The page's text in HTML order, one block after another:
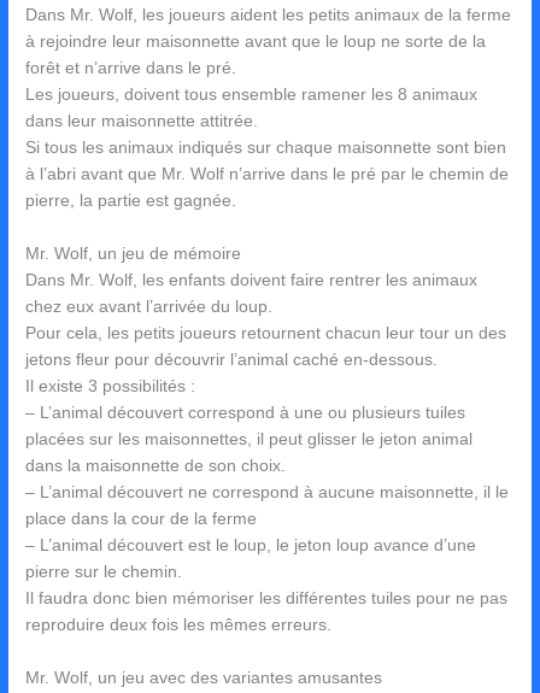
Dans Mr. Wolf, les joueurs aident les petits animaux de la ferme
à rejoindre leur maisonnette avant que le loup ne sorte de la
forêt et n’arrive dans le pré.
Les joueurs, doivent tous ensemble ramener les 8 animaux
dans leur maisonnette attitrée.
Si tous les animaux indiqués sur chaque maisonnette sont bien
à l’abri avant que Mr. Wolf n’arrive dans le pré par le chemin de
pierre, la partie est gagnée.
Mr. Wolf, un jeu de mémoire
Dans Mr. Wolf, les enfants doivent faire rentrer les animaux
chez eux avant l’arrivée du loup.
Pour cela, les petits joueurs retournent chacun leur tour un des
jetons fleur pour découvrir l’animal caché en-dessous.
Il existe 3 possibilités :
– L’animal découvert correspond à une ou plusieurs tuiles
placées sur les maisonnettes, il peut glisser le jeton animal
dans la maisonnette de son choix.
– L’animal découvert ne correspond à aucune maisonnette, il le
place dans la cour de la ferme
– L’animal découvert est le loup, le jeton loup avance d’une
pierre sur le chemin.
Il faudra donc bien mémoriser les différentes tuiles pour ne pas
reproduire deux fois les mêmes erreurs.
Mr. Wolf, un jeu avec des variantes amusantes